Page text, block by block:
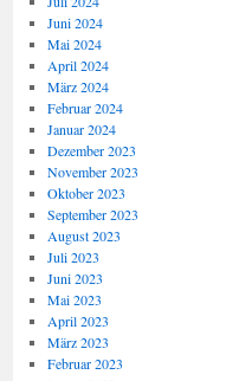
Juni 2024
Mai 2024
April 2024
März 2024
Februar 2024
Januar 2024
Dezember 2023
November 2023
Oktober 2023
September 2023
August 2023
Juli 2023
Juni 2023
Mai 2023
April 2023
März 2023
Februar 2023